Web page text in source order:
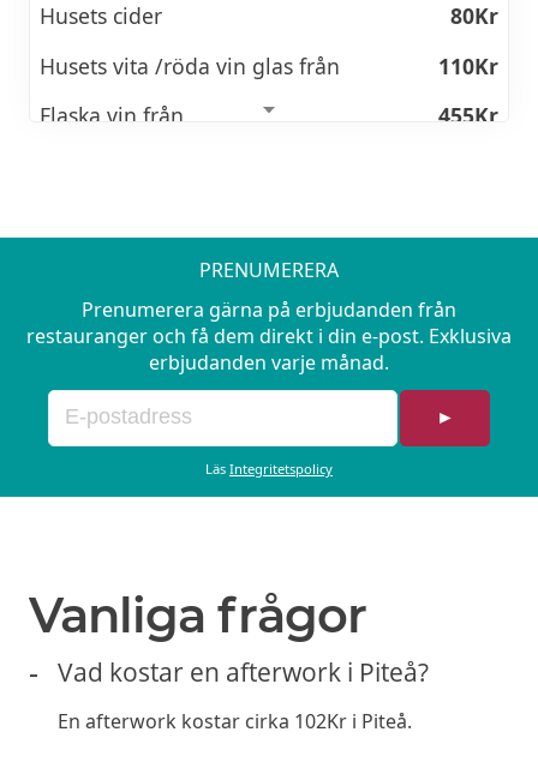
Husets cider
80Kr
Husets vita /röda vin glas från
110Kr
Flaska vin från
455Kr
BOKA HOTELL
PRENUMERERA
Prenumerera gärna på erbjudanden från
restauranger och få dem direkt i din e-post. Exklusiva
erbjudanden varje månad.
►
Läs Integritetspolicy
Vanliga frågor
Vad kostar en afterwork i Piteå?
En afterwork kostar cirka 102Kr i Piteå.